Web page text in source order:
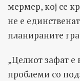
мермер, кој се
не е
планираните
„Целиот зафат
проблеми со